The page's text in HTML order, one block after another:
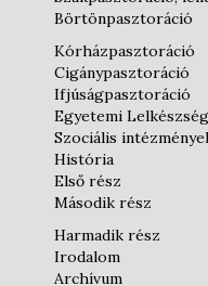
Börtönpasztoráció
Kórházpasztoráció
Cigánypasztoráció
Ifjúságpasztoráció
Egyetemi
Szociális
História
Első rész
Második rész
Harmadik rész
Irodalom
Archívum